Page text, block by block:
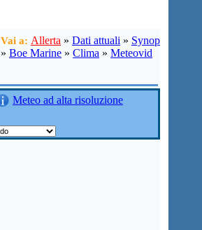
Vai a: Allerta » Dati attuali » Synop
» Boe Marine » Clima » Meteovid
Meteo ad alta risoluzione